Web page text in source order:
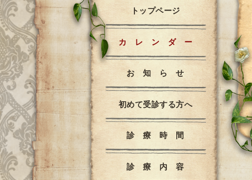
トップページ
カ レ ン ダ ー
お 知 ら せ
初めて受診する方へ
診 療 時 間
診 療 内 容